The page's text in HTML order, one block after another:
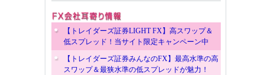
【トレイダーズ証券LIGHT FX】高スワップ＆
低スプレッド！当サイト限定キャンペーン中
【トレイダーズ証券みんなのFX】最高水準の高
スワップ＆最狭水準の低スプレッドが魅力！